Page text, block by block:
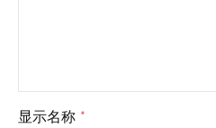
显示名称 *